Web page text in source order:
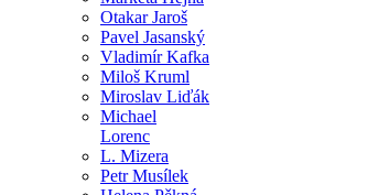
Otakar Jaroš
Pavel Jasanský
Vladimír Kafka
Miloš Kruml
Miroslav Liďák
Michael
Lorenc
L. Mizera
Petr Musílek